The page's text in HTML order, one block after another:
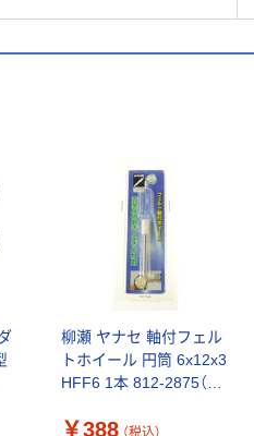
柳瀬 ヤナセ 軸付フェル
トホイール 円筒 6x12x3
HFF6 1本 812-2875（直
￥388 （税込）